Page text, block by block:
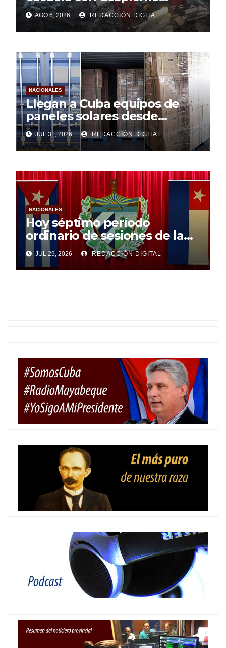
parcial en Cuba
AGO 6, 2026 REDACCIÓN DIGITAL
NACIONALES
Llegan a Cuba equipos de
paneles solares desde
Argentina
JUL 31, 2026 REDACCIÓN DIGITAL
NACIONALES
Hoy séptimo período
ordinario de sesiones de la
Asamblea Nacional
JUL 29, 2026 REDACCIÓN DIGITAL